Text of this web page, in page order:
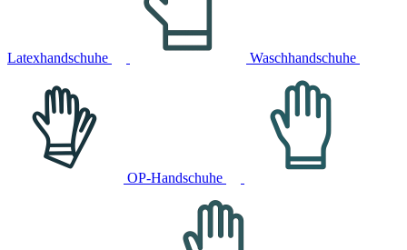
Latexhandschuhe Waschhandschuhe
OP-Handschuhe